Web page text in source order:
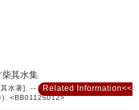
其水集
水著]. -- 春陽社, 1929. -- (日本戯
). <BB01125012>
Related Information<<